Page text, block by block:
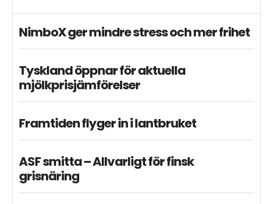
NimboX ger mindre stress och mer frihet
Tyskland öppnar för aktuella
mjölkprisjämförelser
Framtiden flyger in i lantbruket
ASF smitta – Allvarligt för finsk
grisnäring